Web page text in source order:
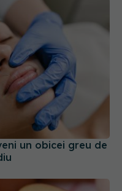
un obicei greu de